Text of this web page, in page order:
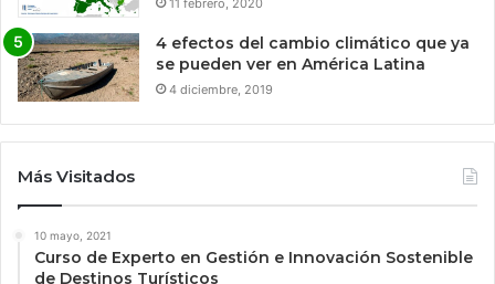
11 febrero, 2020
4 efectos del cambio climático que ya
se pueden ver en América Latina
4 diciembre, 2019
Más Visitados
10 mayo, 2021
Curso de Experto en Gestión e Innovación Sostenible
de Destinos Turísticos